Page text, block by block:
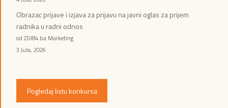
Obrazac prijave i izjava za prijavu na javni oglas za prijem
radnika u radni odnos
od ZOI84.ba Marketing
3 Jula, 2026
Pogledaj listu konkursa